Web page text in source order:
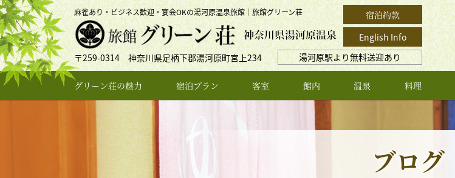
麻雀あり・ビジネス歓迎・宴会OKの湯河原温泉旅館｜旅館グリーン荘
〒259-0314 神奈川県足柄下郡湯河原町宮上234 湯河原駅より無料送迎あり
宿泊約款
English Info
グリーン荘の魅力 宿泊プラン 客室 館内 温泉 料理
ブログ